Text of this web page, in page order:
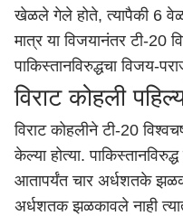
खेळले गेले होते, त्यापैकी 6
मात्र या विजयानंतर टी-20
पाकिस्तानविरुद्धचा विजय-
विराट कोहली
विराट कोहलीने टी-20
केल्या होत्या.
आतापर्यंत चार अर्धशतके
अर्धशतक झळकावले नाही